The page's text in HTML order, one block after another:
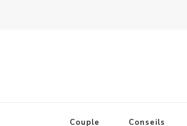
Couple Conseils